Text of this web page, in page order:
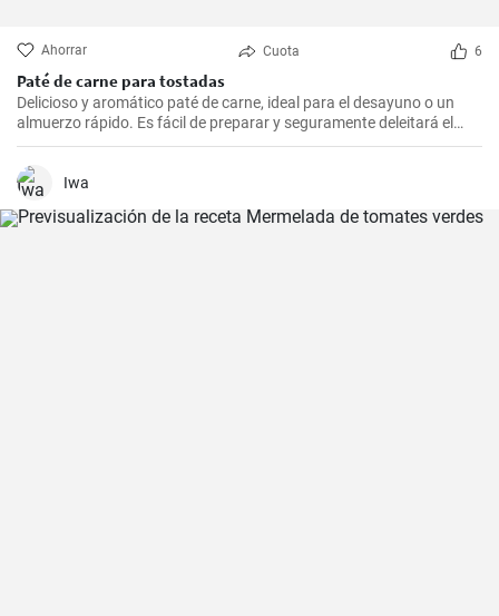
Ahorrar Cuota 6
Paté de carne para tostadas
Delicioso y aromático paté de carne, ideal para el desayuno o un
almuerzo rápido. Es fácil de preparar y seguramente deleitará el
paladar de todos los amantes de la carne.
Iwa